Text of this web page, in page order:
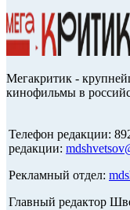
Мегакритик -
кинофильмы в
Телефон редакции:
редакции:
Рекламный отдел:
Главный редактор